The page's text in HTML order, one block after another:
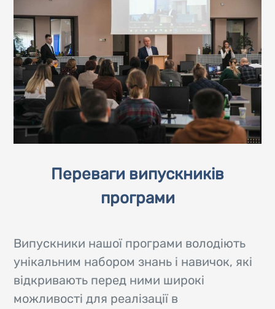
Переваги випускників
програми
Випускники нашої програми володіють
унікальним набором знань і навичок, які
відкривають перед ними широкі
можливості для реалізації в